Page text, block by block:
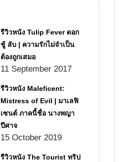
รีวิวหนัง Tulip Fever ดอก
ชู้ ลับ | ความรักไม่จำเป็น
ต้องถูกเสมอ
11 September 2017
รีวิวหนัง Maleficent:
Mistress of Evil | มาเลฟิ
เซนต์ ภาคนี้ชื่อ นางพญา
ปีศาจ
15 October 2019
รีวิวหนัง The Tourist ทริป